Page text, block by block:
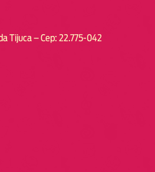
Tijuca – Cep: 22.775-042